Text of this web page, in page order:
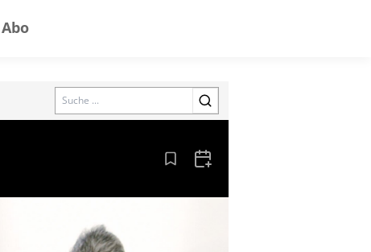
Abo
Search
Aus den Lesezeichen entfernen
Zum Kalender hinzufügen